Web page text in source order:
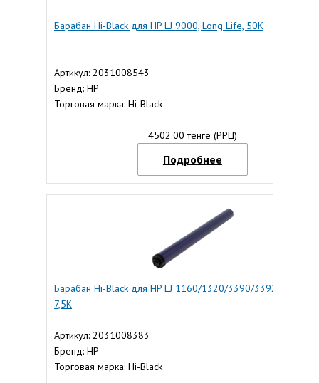
Барабан Hi-Black для HP LJ 9000, Long Life, 50K
Артикул: 2031008543
Бренд: HP
Торговая марка: Hi-Black
4502.00 тенге (РРЦ)
Подробнее
Барабан Hi-Black для HP LJ 1160/1320/3390/3392, Long
7,5K
Артикул: 2031008383
Бренд: HP
Торговая марка: Hi-Black